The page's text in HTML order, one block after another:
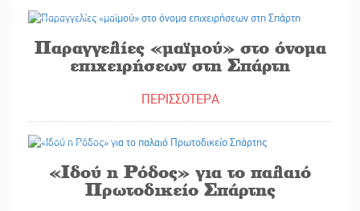
Παραγγελίες «μαϊμού» στο όνομα
επιχειρήσεων στη Σπάρτη
ΠΕΡΙΣΣΟΤΕΡΑ
«Ιδού η Ρόδος» για το παλαιό
Πρωτοδικείο Σπάρτης